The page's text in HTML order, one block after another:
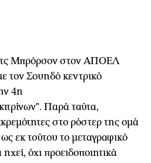
Media
Εκπομπές
Podcasts
Uncut
Προσφορές
Προσωπικότητες στην ''Κ''
Μπρόρσον στον ΑΠΟΕΛ
τον Σουηδό κεντρικό
4η
". Παρά ταύτα,
στο ρόστερ της ομά
εκ τούτου το μεταγραφικό
όχι προειδοποιητικά